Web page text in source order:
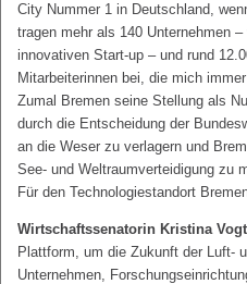
City Nummer 1 in Deutschland,
tragen mehr als 140 Unternehmen
innovativen Start-up – und rund
Mitarbeiterinnen bei, die mich
Zumal Bremen seine Stellung als
durch die Entscheidung der
an die Weser zu verlagern und
See- und Weltraumverteidigung zu
Für den Technologiestandort
Wirtschaftssenatorin Kristina
Plattform, um die Zukunft der Luft-
Unternehmen,